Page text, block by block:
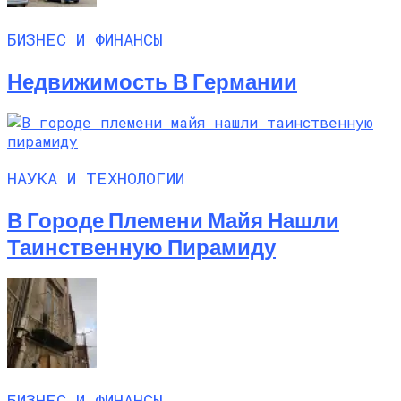
БИЗНЕС И ФИНАНСЫ
Недвижимость В Германии
НАУКА И ТЕХНОЛОГИИ
В Городе Племени Майя Нашли
Таинственную Пирамиду